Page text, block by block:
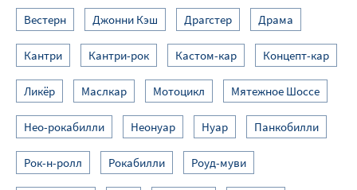
Вестерн Джонни Кэш Драгстер Драма
Кантри Кантри-рок Кастом-кар Концепт-кар
Ликёр Маслкар Мотоцикл Мятежное Шоссе
Нео-рокабилли Неонуар Нуар Панкобилли
Рок-н-ролл Рокабилли Роуд-муви